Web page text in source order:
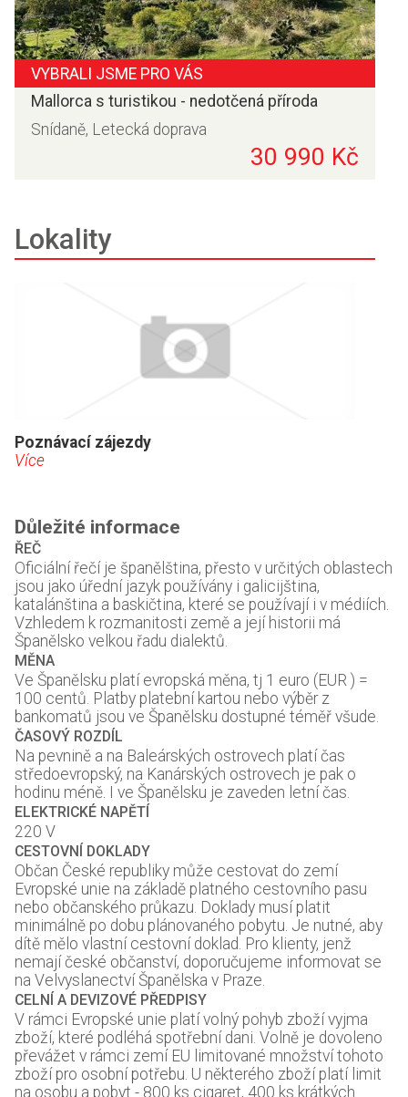
VYBRALI JSME PRO VÁS
Mallorca s turistikou - nedotčená příroda
Snídaně, Letecká doprava
30 990 Kč
Lokality
Poznávací zájezdy
Více
Důležité informace
ŘEČ
Oficiální řečí je španělština, přesto v určitých oblastech
jsou jako úřední jazyk používány i galicijština,
katalánština a baskičtina, které se používají i v médiích.
Vzhledem k rozmanitosti země a její historii má
Španělsko velkou řadu dialektů.
MĚNA
Ve Španělsku platí evropská měna, tj 1 euro (EUR ) =
100 centů. Platby platební kartou nebo výběr z
bankomatů jsou ve Španělsku dostupné téměř všude.
ČASOVÝ ROZDÍL
Na pevnině a na Baleárských ostrovech platí čas
středoevropský, na Kanárských ostrovech je pak o
hodinu méně. I ve Španělsku je zaveden letní čas.
ELEKTRICKÉ NAPĚTÍ
220 V
CESTOVNÍ DOKLADY
Občan České republiky může cestovat do zemí
Evropské unie na základě platného cestovního pasu
nebo občanského průkazu. Doklady musí platit
minimálně po dobu plánovaného pobytu. Je nutné, aby
dítě mělo vlastní cestovní doklad. Pro klienty, jenž
nemají české občanství, doporučujeme informovat se
na Velvyslanectví Španělska v Praze.
CELNÍ A DEVIZOVÉ PŘEDPISY
V rámci Evropské unie platí volný pohyb zboží vyjma
zboží, které podléhá spotřební dani. Volně je dovoleno
převážet v rámci zemí EU limitované množství tohoto
zboží pro osobní potřebu. U některého zboží platí limit
na osobu a pobyt - 800 ks cigaret, 400 ks krátkých